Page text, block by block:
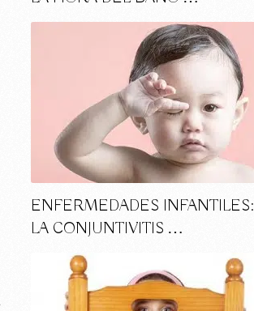
ENFERMEDADES INFANTILES:
LA CONJUNTIVITIS …